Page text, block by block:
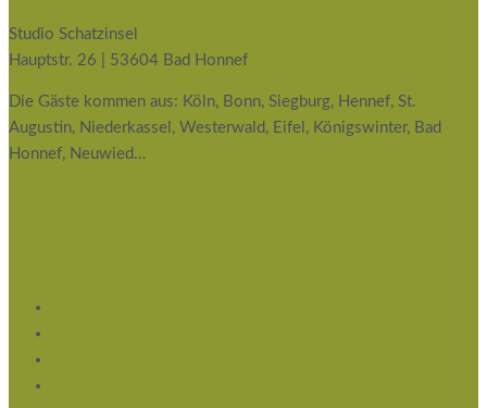
Studio Schatzinsel
Hauptstr. 26 | 53604 Bad Honnef
Die Gäste kommen aus: Köln, Bonn, Siegburg, Hennef, St.
Augustin, Niederkassel, Westerwald, Eifel, Königswinter, Bad
Honnef, Neuwied…